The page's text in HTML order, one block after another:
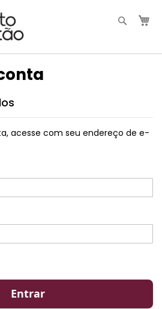
acesse com seu endereço de e-
Entrar